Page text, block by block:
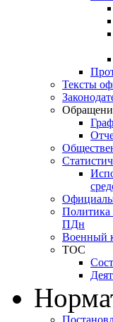
Тексты
Политика
ПДн
Военный
ТОС